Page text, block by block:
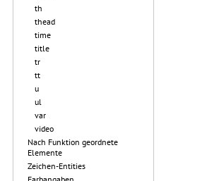
th
thead
time
title
tr
tt
u
ul
var
video
Nach Funktion geordnete
Elemente
Zeichen-Entities